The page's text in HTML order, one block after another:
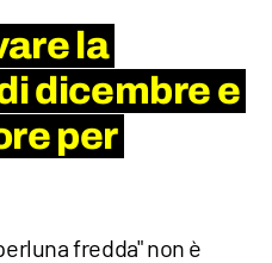
la
dicembre e
per
fredda" non è